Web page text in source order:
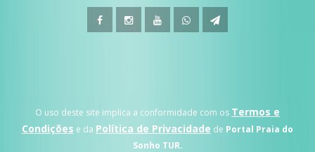
O uso deste site implica a conformidade com os Termos e
Condições e da Política de Privacidade de Portal Praia do
Sonho TUR.